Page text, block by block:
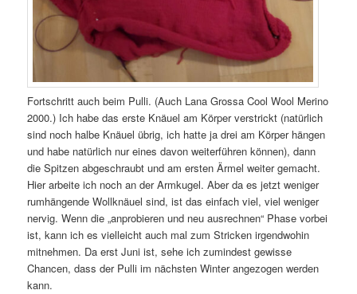
Fortschritt auch beim Pulli. (Auch Lana Grossa Cool Wool Merino
2000.) Ich habe das erste Knäuel am Körper verstrickt (natürlich
sind noch halbe Knäuel übrig, ich hatte ja drei am Körper hängen
und habe natürlich nur eines davon weiterführen können), dann
die Spitzen abgeschraubt und am ersten Ärmel weiter gemacht.
Hier arbeite ich noch an der Armkugel. Aber da es jetzt weniger
rumhängende Wollknäuel sind, ist das einfach viel, viel weniger
nervig. Wenn die „anprobieren und neu ausrechnen“ Phase vorbei
ist, kann ich es vielleicht auch mal zum Stricken irgendwohin
mitnehmen. Da erst Juni ist, sehe ich zumindest gewisse
Chancen, dass der Pulli im nächsten Winter angezogen werden
kann.